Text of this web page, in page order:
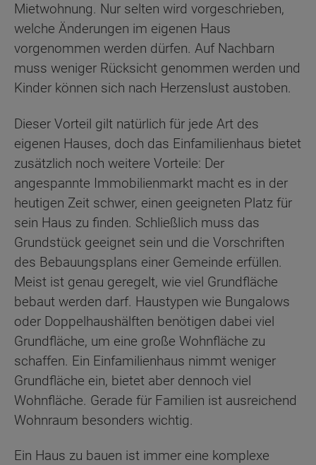
Mietwohnung. Nur selten wird vorgeschrieben,
welche Änderungen im eigenen Haus
vorgenommen werden dürfen. Auf Nachbarn
muss weniger Rücksicht genommen werden und
Kinder können sich nach Herzenslust austoben.
Dieser Vorteil gilt natürlich für jede Art des
eigenen Hauses, doch das Einfamilienhaus bietet
zusätzlich noch weitere Vorteile: Der
angespannte Immobilienmarkt macht es in der
heutigen Zeit schwer, einen geeigneten Platz für
sein Haus zu finden. Schließlich muss das
Grundstück geeignet sein und die Vorschriften
des Bebauungsplans einer Gemeinde erfüllen.
Meist ist genau geregelt, wie viel Grundfläche
bebaut werden darf. Haustypen wie Bungalows
oder Doppelhaushälften benötigen dabei viel
Grundfläche, um eine große Wohnfläche zu
schaffen. Ein Einfamilienhaus nimmt weniger
Grundfläche ein, bietet aber dennoch viel
Wohnfläche. Gerade für Familien ist ausreichend
Wohnraum besonders wichtig.
Ein Haus zu bauen ist immer eine komplexe